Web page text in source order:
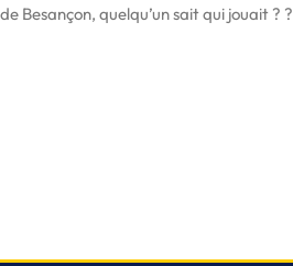
Besançon, quelqu’un sait qui jouait ? ?